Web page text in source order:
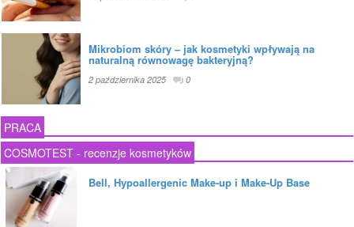
Mikrobiom skóry – jak kosmetyki wpływają na
naturalną równowagę bakteryjną?
2 października 2025 0
PRACA
COSMOTEST - recenzje kosmetyków
Bell, Hypoallergenic Make-up i Make-Up Base